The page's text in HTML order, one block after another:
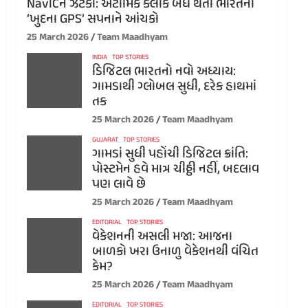
NavICને ઝટકો: એટોમિક ક્લોક બંધ થતા ભારતના
‘ખુદના GPS’ સપનાને આંચકો
25 March 2026 Team Maadhyam
INDIA TOP STORIES
ડિજિટલ ભારતનો નવો અધ્યાય:
ગામડાથી ગ્લોબલ સુધી, દરેક હાથમાં
તક
25 March 2026 Team Maadhyam
GUJARAT TOP STORIES
ગામડાં સુધી પહોંચી ડિજિટલ ક્રાંતિ:
પોસ્ટમેન હવે માત્ર ચીઠ્ઠી નહીં, બદલાવ
પણ લાવે છે
25 March 2026 Team Maadhyam
EDITORIAL TOP STORIES
વેકેશનની અસલી મજા: આજના
બાળકો ખરા ઉનાળુ વેકેશનથી વંચિત
કેમ?
25 March 2026 Team Maadhyam
EDITORIAL TOP STORIES